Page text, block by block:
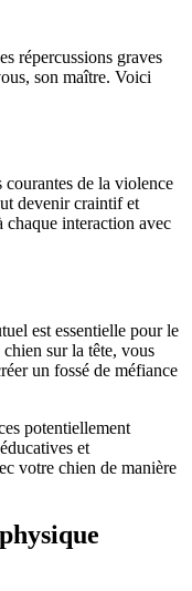
répercussions graves
son maître. Voici
courantes de la violence
devenir craintif et
chaque interaction avec
est essentielle pour le
sur la tête, vous
un fossé de méfiance
potentiellement
et
votre chien de manière